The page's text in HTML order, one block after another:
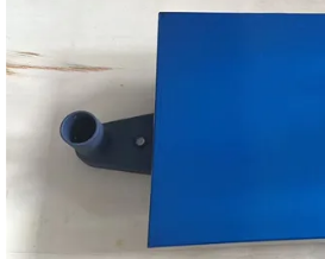
LES
AFFAIRES
DEMANDEZ
UN DEVIS